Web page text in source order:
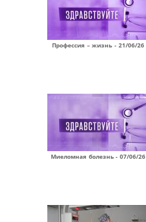
Профессия – жизнь - 21/06/26
Миеломная болезнь - 07/06/26